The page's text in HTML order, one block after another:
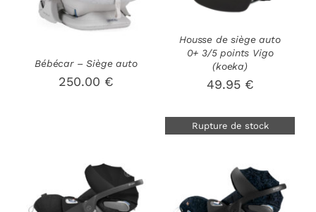
Bébécar – Siège auto
250.00 €
Housse de siège auto
0+ 3/5 points Vigo
(koeka)
49.95 €
AJOUTER AU
PANIER
/
Rupture de stock
DÉTAILS